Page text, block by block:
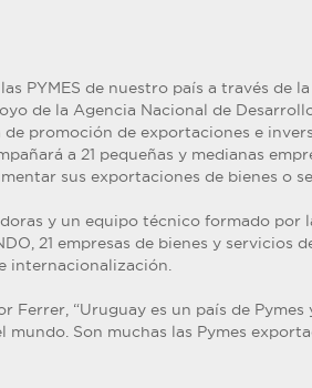
PYMES de nuestro país a través de
de la Agencia Nacional de
promoción de exportaciones e
a 21 pequeñas y medianas
sus exportaciones de bienes o
y un equipo técnico formado por
21 empresas de bienes y servicios
internacionalización.
Ferrer, “Uruguay es un país de Pymes
Son muchas las Pymes